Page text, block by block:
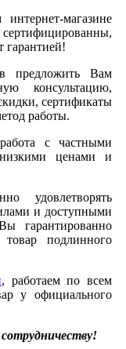
магазине
гарантией!
предложить Вам
консультацию,
сертификаты
работы.
с частными
ценами и
удовлетворять
и доступными
гарантированно
товар подлинного
, работаем по всем
у официального